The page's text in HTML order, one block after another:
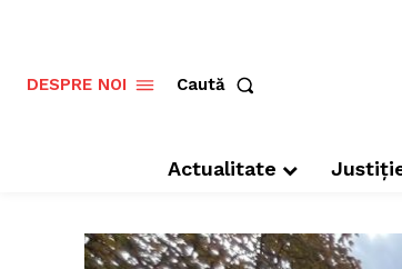
DESPRE NOI Caută
Actualitate